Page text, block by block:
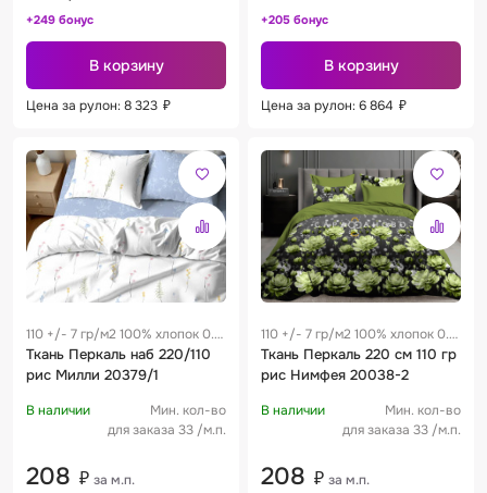
+249 бонус
В корзину
Цена за рулон: 8 323 ₽
+205 бонус
В корзину
Цена за рулон: 6 864 ₽
110 +/- 7 гр/м2 100% хлопок 0.3
м
Ткань Перкаль наб 220/110
рис Милли 20379/1
В наличии
Мин. кол-во
для заказа 33 /м.п.
208 ₽ за м.п.
110 +/- 7 гр/м2 100% хлопок 0.3
м
Ткань Перкаль 220 см 110 гр
рис Нимфея 20038-2
В наличии
Мин. кол-во
для заказа 33 /м.п.
208 ₽ за м.п.